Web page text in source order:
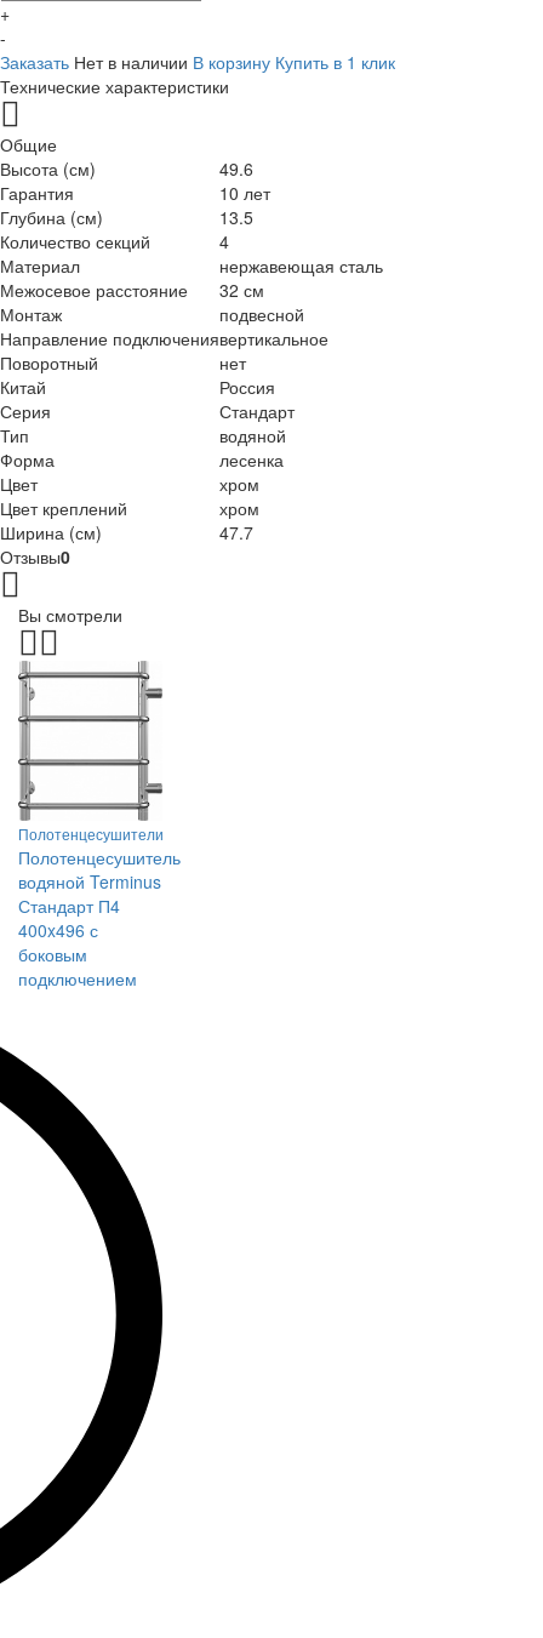
+
-
Заказать Нет в наличии В корзину Купить в 1 клик
Технические характеристики
Общие
Высота (см)
49.6
Гарантия
10 лет
Глубина (см)
13.5
Количество секций
4
Материал
нержавеющая сталь
Межосевое расстояние
32 см
Монтаж
подвесной
Направление подключениявертикальное
Поворотный
нет
Китай
Россия
Серия
Стандарт
Тип
водяной
Форма
лесенка
Цвет
хром
Цвет креплений
хром
Ширина (см)
47.7
Отзывы0
Вы смотрели
Полотенцесушители
Полотенцесушитель
водяной Terminus
Стандарт П4
400x496 с
боковым
подключением